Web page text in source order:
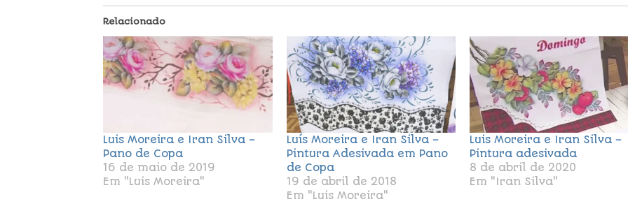
Relacionado
Luis Moreira e Iran Silva –
Pano de Copa
16 de maio de 2019
Em "Luis Moreira"
Luís Moreira e Iran Silva –
Pintura Adesivada em Pano
de Copa
19 de abril de 2018
Em "Luis Moreira"
Luis Moreira e Iran Silva –
Pintura adesivada
8 de abril de 2020
Em "Iran Silva"